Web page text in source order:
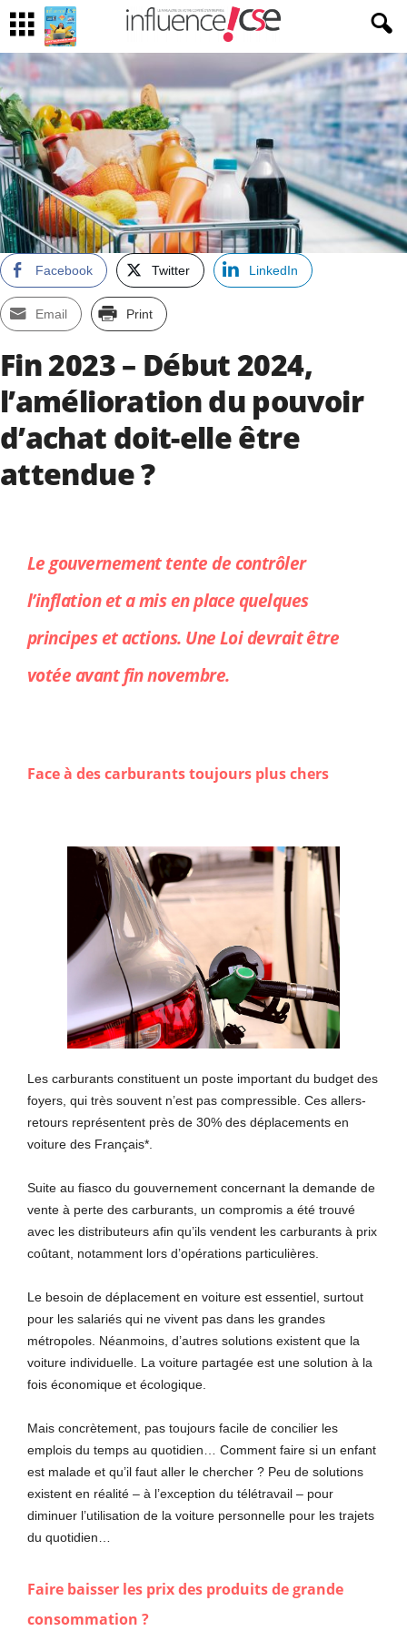
Facebook Twitter LinkedIn
Email Print
Fin 2023 – Début 2024,
l’amélioration du pouvoir
d’achat doit-elle être
attendue ?
Le gouvernement tente de contrôler
l’inflation et a mis en place quelques
principes et actions. Une Loi devrait être
votée avant fin novembre.
Face à des carburants toujours plus chers
Les carburants constituent un poste important du budget des
foyers, qui très souvent n’est pas compressible. Ces allers-
retours représentent près de 30% des déplacements en
voiture des Français*.
Suite au fiasco du gouvernement concernant la demande de
vente à perte des carburants, un compromis a été trouvé
avec les distributeurs afin qu’ils vendent les carburants à prix
coûtant, notamment lors d’opérations particulières.
Le besoin de déplacement en voiture est essentiel, surtout
pour les salariés qui ne vivent pas dans les grandes
métropoles. Néanmoins, d’autres solutions existent que la
voiture individuelle. La voiture partagée est une solution à la
fois économique et écologique.
Mais concrètement, pas toujours facile de concilier les
emplois du temps au quotidien… Comment faire si un enfant
est malade et qu’il faut aller le chercher ? Peu de solutions
existent en réalité – à l’exception du télétravail – pour
diminuer l’utilisation de la voiture personnelle pour les trajets
du quotidien…
Faire baisser les prix des produits de grande
consommation ?